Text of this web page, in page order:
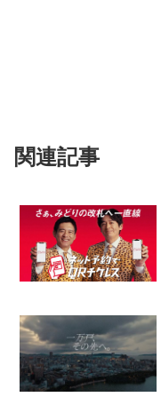
関連記事